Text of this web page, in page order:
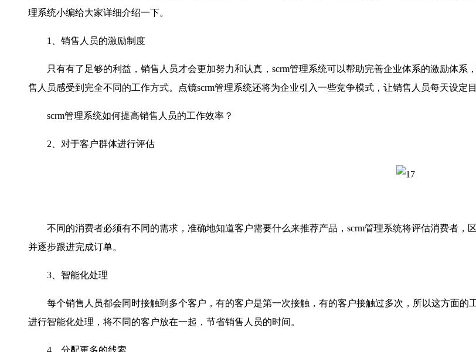
理系统小编给大家详细介绍一下。
1、销售人员的激励制度
只有有了足够的利益，销售人员才会更加努力和认真， scrm管理系统可以帮助完善企业体系的激励体系
售人员感受到完全不同的工作方式。点镜scrm管理系统还将为企业引入一些竞争模式，让销售人员每天设定
scrm管理系统如何提高销售人员的工作效率？
2、对于客户群体进行评估
不同的消费者必须有不同的需求，准确地知道客户需要什么来推荐产品， scrm管理系统将评估消费者，
并逐步跟进完成订单。
3、智能化处理
每个销售人员都会同时接触到多个客户，有的客户是第一次接触，有的客户接触过多次，所以这方面的
进行智能化处理，将不同的客户放在一起，节省销售人员的时间。